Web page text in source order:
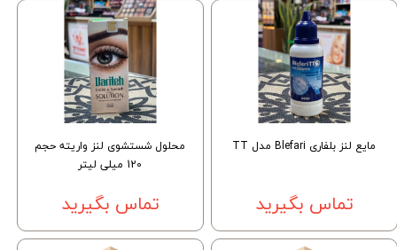
مایع لنز بلفاری Blefari مدل TT
تماس بگیرید
محلول شستشوی لنز واریته حجم
120 میلی لیتر
تماس بگیرید